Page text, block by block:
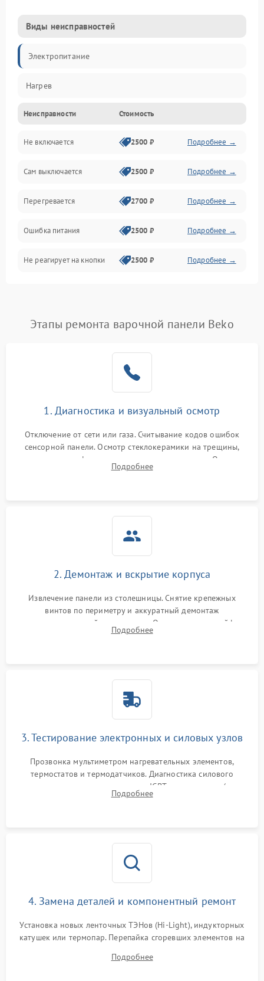
Виды неисправностей
Электропитание
Нагрев
Неисправности Стоимость
Не включается 2500 ₽ Подробнее →
Сам выключается 2500 ₽ Подробнее →
Перегревается 2700 ₽ Подробнее →
Ошибка питания 2500 ₽ Подробнее →
Не реагирует на кнопки 2500 ₽ Подробнее →
Этапы ремонта варочной панели Beko
1. Диагностика и визуальный осмотр
Отключение от сети или газа. Считывание кодов ошибок
сенсорной панели. Осмотр стеклокерамики на трещины,
проверка конфорок на равномерность нагрева. Опрос
клиента о симптомах (не включается, не видит посуду,
Подробнее
2. Демонтаж и вскрытие корпуса
Извлечение панели из столешницы. Снятие крепежных
винтов по периметру и аккуратный демонтаж
стеклокерамической поверхности. Отсоединение шлейфов
сенсорного блока для доступа к силовым платам, катушкам
Подробнее
3. Тестирование электронных и силовых узлов
Прозвонка мультиметром нагревательных элементов,
термостатов и термодатчиков. Диагностика силового
модуля, реле, диодных мостов и IGBT-транзисторов (для
индукции). Проверка кранов и газ-контроля (для газовых
Подробнее
4. Замена деталей и компонентный ремонт
Установка новых ленточных ТЭНов (Hi-Light), индукторных
катушек или термопар. Перепайка сгоревших элементов на
дорожек. Очистка контактов и замена поврежденной
Подробнее